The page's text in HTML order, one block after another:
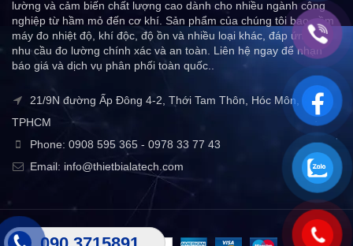
lường và cảm biến chất lượng cao dành cho nhiều ngành công
nghiệp từ hầm mỏ đến cơ khí. Sản phẩm của chúng tôi bao gồm
máy đo nhiệt độ, khí độc, độ ồn và nhiều loại khác, đáp ứng mọi
nhu cầu đo lường chính xác và an toàn. Liên hệ ngay để nhận
báo giá và dịch vụ phân phối toàn quốc..
21/9N đường Ấp Đông 4-2, Thới Tam Thôn, Hóc Môn,
TPHCM
Phone: 0908 595 365 - 0978 33 77 43
Email: info@thietbialatech.com